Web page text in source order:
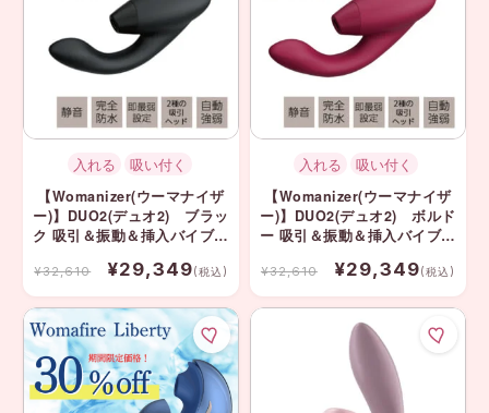
入れる 吸い付く
【Womanizer(ウーマナイザ
ー)】DUO2(デュオ2) ブラッ
ク 吸引＆振動＆挿入バイブ ⭐️
¥32,610 ¥29,349(税込)
入れる 吸い付く
【Womanizer(ウーマナイザ
ー)】DUO2(デュオ2) ボルド
ー 吸引＆振動＆挿入バイブ ⭐️
¥32,610 ¥29,349(税込)